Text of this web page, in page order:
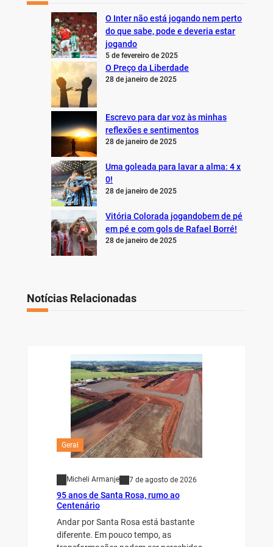
O Inter não está jogando nem perto
do que sabe, pode e deveria estar
jogando
5 de fevereiro de 2025
O Preço da Liberdade
28 de janeiro de 2025
Escrevo para dar voz às minhas
reflexões e sentimentos
28 de janeiro de 2025
Uma goleada para lavar a alma: 4 x
0!
28 de janeiro de 2025
Vitória Colorada jogandobem de pé
em pé e com gols de Rafael Borré!
28 de janeiro de 2025
Notícias Relacionadas
Geral
Micheli Armanje 7 de agosto de 2026
95 anos de Santa Rosa, rumo ao
Centenário
Andar por Santa Rosa está bastante
diferente. Em pouco tempo, as